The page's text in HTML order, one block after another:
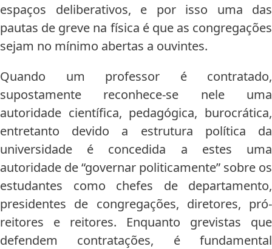
espaços deliberativos, e por isso uma das
pautas de greve na física é que as congregações
sejam no mínimo abertas a ouvintes.
Quando um professor é contratado,
supostamente reconhece-se nele uma
autoridade científica, pedagógica, burocrática,
entretanto devido a estrutura política da
universidade é concedida a estes uma
autoridade de “governar politicamente” sobre os
estudantes como chefes de departamento,
presidentes de congregações, diretores, pró-
reitores e reitores. Enquanto grevistas que
defendem contratações, é fundamental